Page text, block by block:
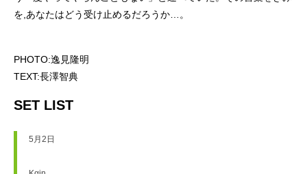
を,あなたはどう受け止めるだろうか…。
PHOTO:逸見隆明
TEXT:長澤智典
SET LIST
5月2日